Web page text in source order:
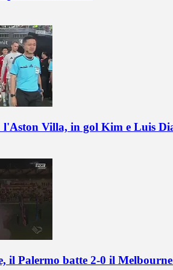
l'Aston Villa, in gol Kim e Luis
il Palermo batte 2-0 il